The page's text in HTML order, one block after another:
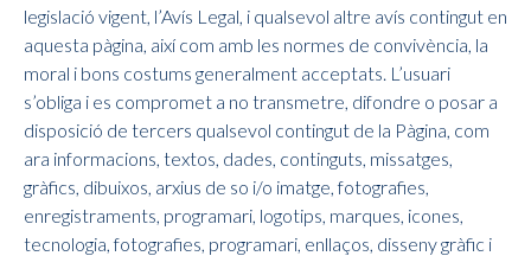
legislació vigent, l’Avís Legal, i qualsevol altre avís contingut en
aquesta pàgina, així com amb les normes de convivència, la
moral i bons costums generalment acceptats. L’usuari
s’obliga i es compromet a no transmetre, difondre o posar a
disposició de tercers qualsevol contingut de la Pàgina, com
ara informacions, textos, dades, continguts, missatges,
gràfics, dibuixos, arxius de so i/o imatge, fotografies,
enregistraments, programari, logotips, marques, icones,
tecnologia, fotografies, programari, enllaços, disseny gràfic i